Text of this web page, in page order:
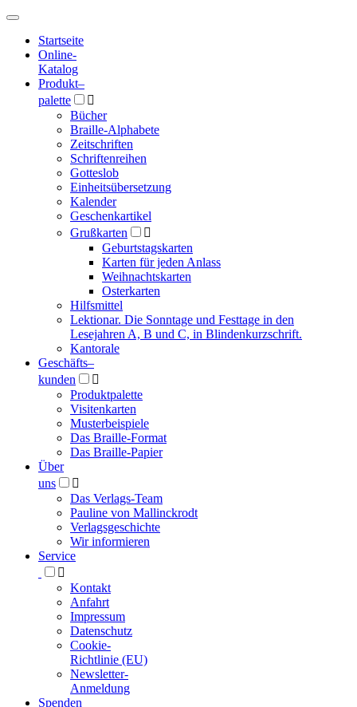
Hauptmenü
Hauptmenü
Startseite
Online-
Katalog
Produkt–
palette

Bücher
Braille-Alphabete
Zeitschriften
Schriftenreihen
Gotteslob
Einheitsübersetzung
Kalender
Geschenkartikel
Grußkarten

Geburtstagskarten
Karten für jeden Anlass
Weihnachtskarten
Osterkarten
Hilfsmittel
Lektionar. Die Sonntage und Festtage in den
Lesejahren A, B und C, in Blindenkurzschrift.
Kantorale
Geschäfts­–
kunden

Produktpalette
Visitenkarten
Musterbeispiele
Das Braille-Format
Das Braille-Papier
Über
uns

Das Verlags-Team
Pauline von Mallinckrodt
Verlagsgeschichte
Wir informieren
Service

Kontakt
Anfahrt
Impressum
Datenschutz
Cookie-
Richtlinie (EU)
Newsletter-
Anmeldung
Spenden